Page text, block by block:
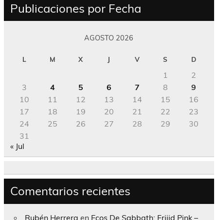
Publicaciones por Fecha
AGOSTO 2026
L M X J V S D
1
2
3
4 5 6 7 8
9
10
11 12 13 14 15
16
17
18 19 20 21 22
23
24
25 26 27 28 29
30
31
« Jul
Comentarios recientes
Rubén Herrera en Ecos De Sabbath; Frijid Pink –